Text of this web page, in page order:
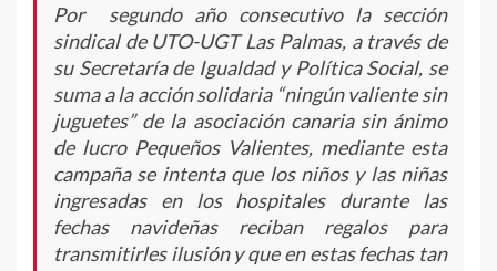
Por segundo año consecutivo la sección
sindical de UTO-UGT Las Palmas, a través de
su Secretaría de Igualdad y Política Social, se
suma a la acción solidaria “ningún valiente sin
juguetes” de la asociación canaria sin ánimo
de lucro Pequeños Valientes, mediante esta
campaña se intenta que los niños y las niñas
ingresadas en los hospitales durante las
fechas navideñas reciban regalos para
transmitirles ilusión y que en estas fechas tan